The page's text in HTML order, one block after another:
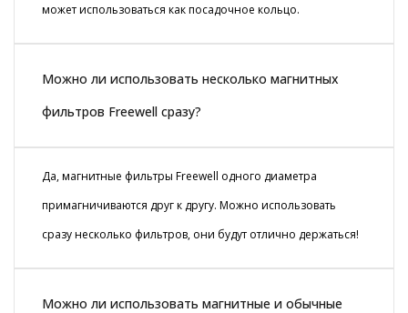
может использоваться как посадочное кольцо.
Можно ли использовать несколько магнитных
фильтров Freewell сразу?
Да, магнитные фильтры Freewell одного диаметра
примагничиваются друг к другу. Можно использовать
сразу несколько фильтров, они будут отлично держаться!
Можно ли использовать магнитные и обычные